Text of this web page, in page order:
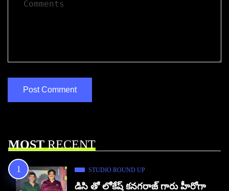
MOSTRECENT
STUDIO ROUND UP
డిసి తో లోకేష్ కనగరాజ్ గారు హీరోగా